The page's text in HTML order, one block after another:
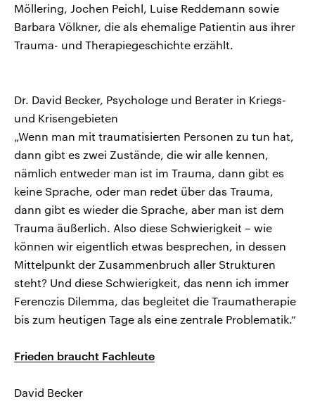
Möllering, Jochen Peichl, Luise Reddemann sowie
Barbara Völkner, die als ehemalige Patientin aus ihrer
Trauma- und Therapiegeschichte erzählt.
Dr. David Becker, Psychologe und Berater in Kriegs-
und Krisengebieten
„Wenn man mit traumatisierten Personen zu tun hat,
dann gibt es zwei Zustände, die wir alle kennen,
nämlich entweder man ist im Trauma, dann gibt es
keine Sprache, oder man redet über das Trauma,
dann gibt es wieder die Sprache, aber man ist dem
Trauma äußerlich. Also diese Schwierigkeit – wie
können wir eigentlich etwas besprechen, in dessen
Mittelpunkt der Zusammenbruch aller Strukturen
steht? Und diese Schwierigkeit, das nenn ich immer
Ferenczis Dilemma, das begleitet die Traumatherapie
bis zum heutigen Tage als eine zentrale Problematik.“
Frieden braucht Fachleute
David Becker